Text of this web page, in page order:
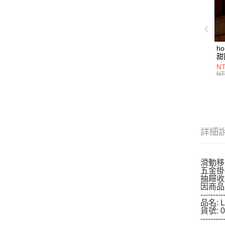
甜
詳細
滑動
五金
抽屜
因商
品名:
貨號: